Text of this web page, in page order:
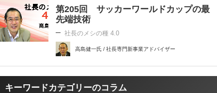
第205回 サッカーワールドカップの最
先端技術
社長のメシの種 4.0
高島健一氏 / 社長専門新事業アドバイザー
キーワードカテゴリーのコラム